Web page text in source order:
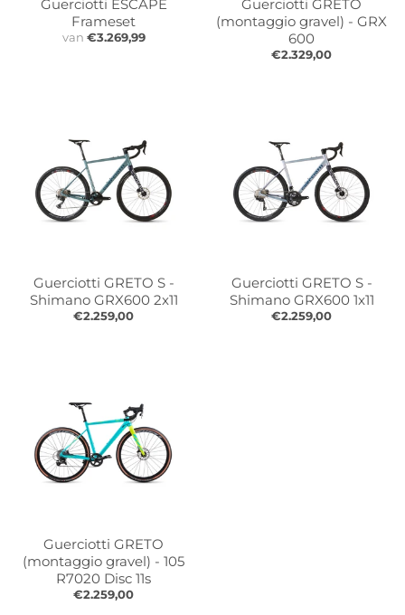
Guerciotti ESCAPE
Frameset
van €3.269,99
Guerciotti GRETO
(montaggio gravel) - GRX
600
€2.329,00
Guerciotti GRETO S -
Shimano GRX600 2x11
€2.259,00
Guerciotti GRETO S -
Shimano GRX600 1x11
€2.259,00
Guerciotti GRETO
(montaggio gravel) - 105
R7020 Disc 11s
€2.259,00